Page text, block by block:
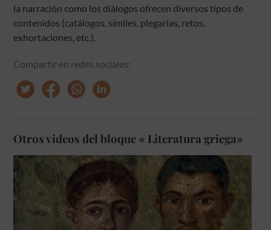
la narración como los diálogos ofrecen diversos tipos de
contenidos (catálogos, símiles, plegarias, retos,
exhortaciones, etc.).
Compartir en redes sociales:
Otros videos del bloque « Literatura griega»